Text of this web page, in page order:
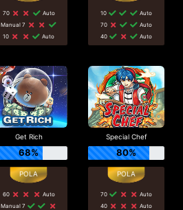
70
Auto
Manual 7
10
Auto
10
Auto
70
Auto
40
Auto
Get Rich
68%
60
Auto
Manual 7
Special Chef
80%
70
Auto
40
Auto